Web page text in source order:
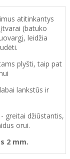
atitinkantys
(batuko
leidžia
plyšti, taip pat
lankstūs ir
greitai džiūstantis,
orui.
2 mm.